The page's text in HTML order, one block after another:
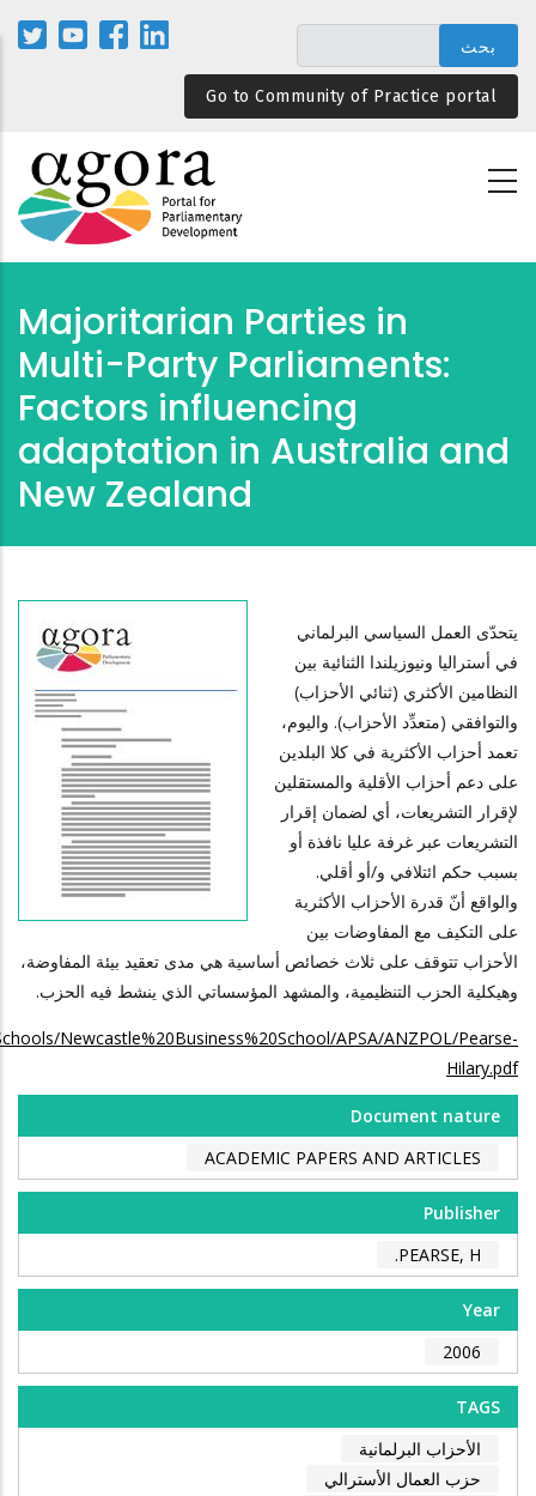
المحتوى
الرئيسيGo to Community of Practice portal
Majoritarian Parties in
Multi-Party Parliaments:
Factors influencing
adaptation in Australia and
New Zealand
يتحدّى العمل السياسي البرلماني
في أستراليا ونيوزيلندا الثنائية بين
النظامين الأكثري (ثنائي الأحزاب)
والتوافقي (متعدِّد الأحزاب). واليوم،
تعمد أحزاب الأكثرية في كلا البلدين
على دعم أحزاب الأقلية والمستقلين
لإقرار التشريعات، أي لضمان إقرار
التشريعات عبر غرفة عليا نافذة أو
بسبب حكم ائتلافي و/أو أقلي.
والواقع أنّ قدرة الأحزاب الأكثرية
على التكيف مع المفاوضات بين
الأحزاب تتوقف على ثلاث خصائص أساسية هي مدى تعقيد بيئة المفاوضة،
وهيكلية الحزب التنظيمية، والمشهد المؤسساتي الذي ينشط فيه الحزب.
Newcastle%20Business%20School/APSA/ANZPOL/Pearse-
Hilary.pdf
Document nature
ACADEMIC PAPERS AND ARTICLES
Publisher
PEARSE, H.
Year
2006
TAGS
الأحزاب البرلمانية
حزب العمال الأسترالي